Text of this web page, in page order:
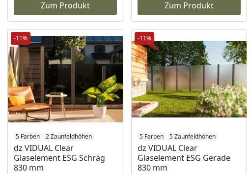
Zum Produkt Zum Produkt
-11%
5 Farben 2 Zaunfeldhöhen
dz VIDUAL Clear
Glaselement ESG Schräg
830 mm
-11%
5 Farben 5 Zaunfeldhöhen
dz VIDUAL Clear
Glaselement ESG Gerade
830 mm